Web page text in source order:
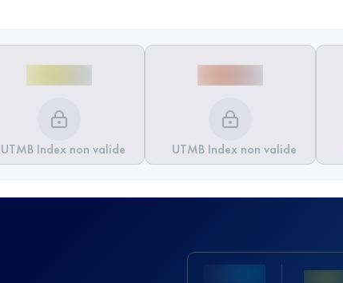
UTMB Index non valide UTMB Index non valide